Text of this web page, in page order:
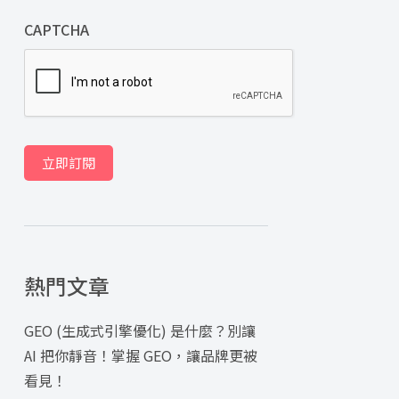
CAPTCHA
立即訂閱
熱門文章
GEO (生成式引擎優化) 是什麼？別讓
AI 把你靜音！掌握 GEO，讓品牌更被
看見！